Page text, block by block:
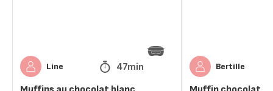
Line 47min Bertille